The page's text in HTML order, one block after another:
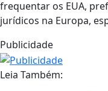
frequentar os EUA,
jurídicos na Europa,
Publicidade
Leia Também: